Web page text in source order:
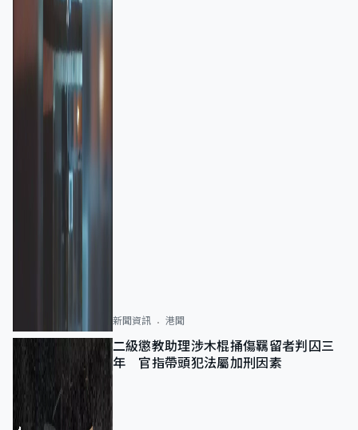
新聞資訊 港聞
二級懲教助理涉木棍捅傷羈留者判囚三
年 官指帶頭犯法屬加刑因素